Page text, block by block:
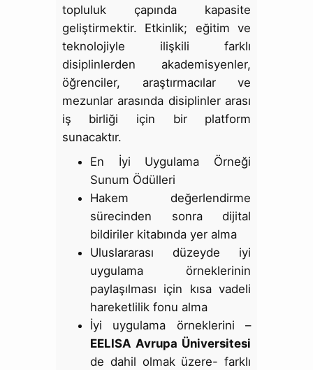
topluluk çapında kapasite
geliştirmektir. Etkinlik; eğitim ve
teknolojiyle ilişkili farklı
disiplinlerden akademisyenler,
öğrenciler, araştırmacılar ve
mezunlar arasında disiplinler arası
iş birliği için bir platform
sunacaktır.
En İyi Uygulama Örneği
Sunum Ödülleri
Hakem değerlendirme
sürecinden sonra dijital
bildiriler kitabında yer alma
Uluslararası düzeyde iyi
uygulama örneklerinin
paylaşılması için kısa vadeli
hareketlilik fonu alma
İyi uygulama örneklerini –
EELISA Avrupa Üniversitesi
de dahil olmak üzere- farklı